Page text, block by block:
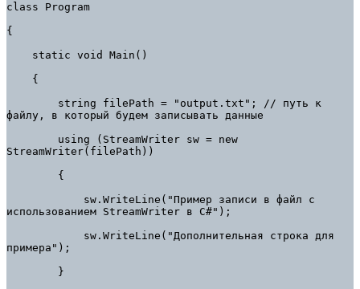
class Program
{
static void Main()
{
string filePath = "output.txt"; // путь к
файлу, в который будем записывать данные
using (StreamWriter sw = new
StreamWriter(filePath))
{
sw.WriteLine("Пример записи в файл с
использованием StreamWriter в C#");
sw.WriteLine("Дополнительная строка для
примера");
}